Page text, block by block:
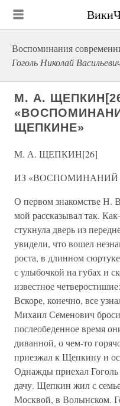
Воспоминания
Гоголь Николай
М. А.
ЩЕПКИНЕ»
М. А. ЩЕПКИН[26]
ИЗ «ВОСПОМИНАНИЙ
О первом знакомстве Н.
мой рассказывал так.
стукнула дверь из
увидели, что вошел
роста, в длинном
с улыбочкой на губах и
известное
Вскоре, конечно, все
Михаил Семенович
послеобеденное время
диванной, о чем-то
приезжал к Щепкину и
Однажды приехал
дачу. Щепкин жил с
Москвой, в Волынском.